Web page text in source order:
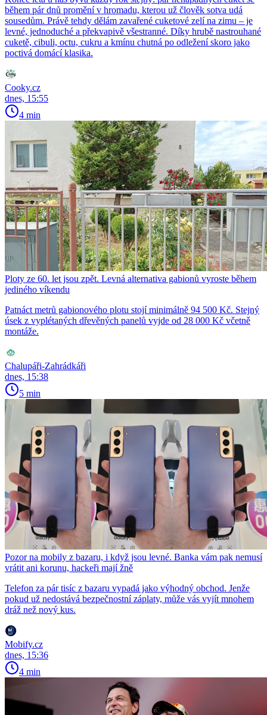
během pár dnů promění v hromadu, kterou už člověk sotva udá
sousedům. Právě tehdy dělám zavařené cuketové zelí na zimu – je
levné, jednoduché a překvapivě všestranné. Díky hrubě nastrouhané
cuketě, cibuli, octu, cukru a kmínu chutná po odležení skoro jako
poctivá domácí klasika.
Cooky.cz
dnes, 15:55
4 min
Ploty ze 60. let jsou zpět. Levná alternativa gabionů vyroste během
jediného víkendu
Patnáct metrů gabionového plotu stojí minimálně 94 500 Kč. Stejný
úsek z vyplétaných dřevěných panelů vyjde od 28 000 Kč včetně
montáže.
Chalupáři-Zahrádkáři
dnes, 15:38
5 min
Pozor na mobily z bazaru, i když jsou levné. Banka vám pak nemusí
vrátit ani korunu, hackeři mají žně
Telefon za pár tisíc z bazaru vypadá jako výhodný obchod. Jenže
pokud už nedostává bezpečnostní záplaty, může vás vyjít mnohem
dráž než nový kus.
Mobify.cz
dnes, 15:36
4 min